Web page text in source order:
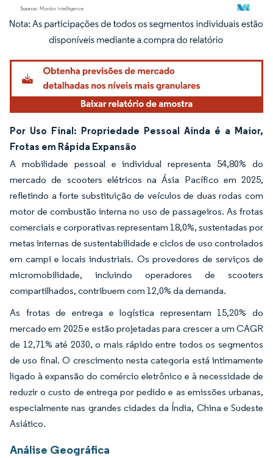
Imagem © Mordor Intelligence. O reuso requer atribuição conforme CC BY 4.0.
Por Uso Final: Propriedade Pessoal Ainda é a Maior,
Frotas em Rápida Expansão
A mobilidade pessoal e individual representa 54,80% do
mercado de scooters elétricos na Ásia Pacífico em 2025,
refletindo a forte substituição de veículos de duas rodas com
motor de combustão interna no uso de passageiros. As frotas
comerciais e corporativas representam 18,0%, sustentadas por
metas internas de sustentabilidade e ciclos de uso controlados
em campi e locais industriais. Os provedores de serviços de
micromobilidade, incluindo operadores de scooters
compartilhados, contribuem com 12,0% da demanda.
As frotas de entrega e logística representam 15,20% do
mercado em 2025 e estão projetadas para crescer a um CAGR
de 12,71% até 2030, o mais rápido entre todos os segmentos
de uso final. O crescimento nesta categoria está intimamente
ligado à expansão do comércio eletrônico e à necessidade de
reduzir o custo de entrega por pedido e as emissões urbanas,
especialmente nas grandes cidades da Índia, China e Sudeste
Asiático.
Análise Geográfica